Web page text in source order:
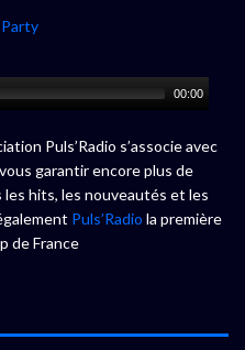
00:00
Puls’Radio s’associe avec
garantir encore plus de
les hits, les nouveautés et les
Puls’Radio la première
de France